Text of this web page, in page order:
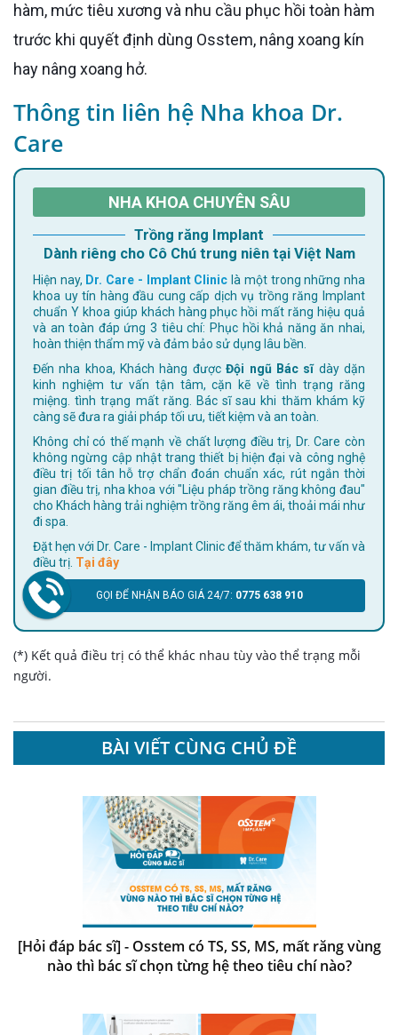
hàm, mức tiêu xương và nhu cầu phục hồi toàn hàm
trước khi quyết định dùng Osstem, nâng xoang kín
hay nâng xoang hở.
Thông tin liên hệ Nha khoa Dr.
Care
NHA KHOA CHUYÊN SÂU
Trồng răng Implant
Dành riêng cho Cô Chú trung niên tại Việt Nam
Hiện nay, Dr. Care - Implant Clinic là một trong những nha
khoa uy tín hàng đầu cung cấp dịch vụ trồng răng Implant
chuẩn Y khoa giúp khách hàng phục hồi mất răng hiệu quả
và an toàn đáp ứng 3 tiêu chí: Phục hồi khả năng ăn nhai,
hoàn thiện thẩm mỹ và đảm bảo sử dụng lâu bền.
Đến nha khoa, Khách hàng đượcĐội ngũ Bác sĩdày dặn
kinh nghiệm tư vấn tận tâm, cặn kẽ về tình trạng răng
miệng. tình trạng mất răng. Bác sĩ sau khi thăm khám kỹ
càng sẽ đưa ra giải pháp tối ưu, tiết kiệm và an toàn.
Không chỉ có thế mạnh về chất lượng điều trị, Dr. Care còn
không ngừng cập nhật trang thiết bị hiện đại và công nghệ
điều trị tối tân hỗ trợ chẩn đoán chuẩn xác, rút ngắn thời
gian điều trị, nha khoa với "Liệu pháp trồng răng không đau"
cho Khách hàng trải nghiệm trồng răng êm ái, thoải mái như
đi spa.
Đặt hẹn với Dr. Care - Implant Clinic để thăm khám, tư vấn và
điều trị. Tại đây
GỌI ĐỂ NHẬN BÁO GIÁ 24/7: 0775 638 910
(*) Kết quả điều trị có thể khác nhau tùy vào thể trạng mỗi
người.
BÀI VIẾT CÙNG CHỦ ĐỀ
[Hỏi đáp bác sĩ] - Osstem có TS, SS, MS, mất răng vùng
nào thì bác sĩ chọn từng hệ theo tiêu chí nào?